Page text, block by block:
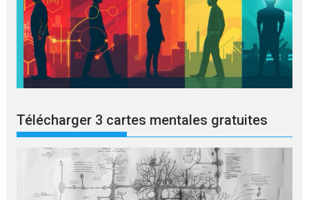
Télécharger 3 cartes mentales gratuites